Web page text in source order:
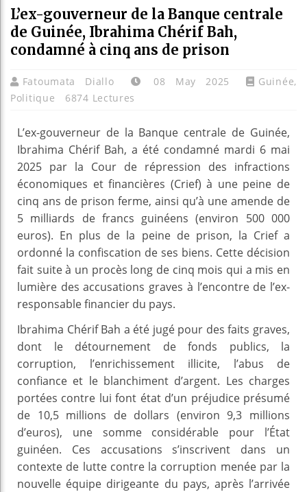
L’ex-gouverneur de la Banque centrale
de Guinée, Ibrahima Chérif Bah,
condamné à cinq ans de prison
Fatoumata Diallo 08 May 2025 Guinée,
Politique
6874 Lectures
L’ex-gouverneur de la Banque centrale de Guinée,
Ibrahima Chérif Bah, a été condamné mardi 6 mai
2025 par la Cour de répression des infractions
économiques et financières (Crief) à une peine de
cinq ans de prison ferme, ainsi qu’à une amende de
5 milliards de francs guinéens (environ 500 000
euros). En plus de la peine de prison, la Crief a
ordonné la confiscation de ses biens. Cette décision
fait suite à un procès long de cinq mois qui a mis en
lumière des accusations graves à l’encontre de l’ex-
responsable financier du pays.
Ibrahima Chérif Bah a été jugé pour des faits graves,
dont le détournement de fonds publics, la
corruption, l’enrichissement illicite, l’abus de
confiance et le blanchiment d’argent. Les charges
portées contre lui font état d’un préjudice présumé
de 10,5 millions de dollars (environ 9,3 millions
d’euros), une somme considérable pour l’État
guinéen. Ces accusations s’inscrivent dans un
contexte de lutte contre la corruption menée par la
nouvelle équipe dirigeante du pays, après l’arrivée